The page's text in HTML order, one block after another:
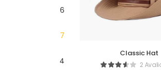
6
7
4
Classic Hat
2